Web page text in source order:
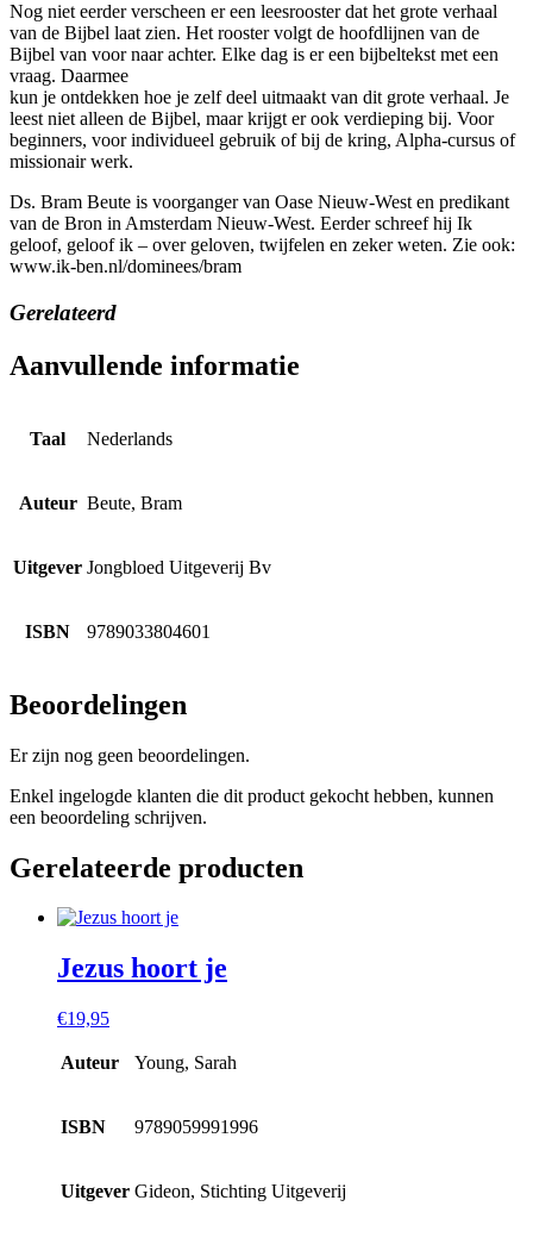
Nog niet eerder verscheen er een leesrooster dat het grote verhaal
van de Bijbel laat zien. Het rooster volgt de hoofdlijnen van de
Bijbel van voor naar achter. Elke dag is er een bijbeltekst met een
vraag. Daarmee
kun je ontdekken hoe je zelf deel uitmaakt van dit grote verhaal. Je
leest niet alleen de Bijbel, maar krijgt er ook verdieping bij. Voor
beginners, voor individueel gebruik of bij de kring, Alpha-cursus of
missionair werk.
Ds. Bram Beute is voorganger van Oase Nieuw-West en predikant
van de Bron in Amsterdam Nieuw-West. Eerder schreef hij Ik
geloof, geloof ik – over geloven, twijfelen en zeker weten. Zie ook:
www.ik-ben.nl/dominees/bram
Gerelateerd
Aanvullende informatie
Taal Nederlands
Auteur Beute, Bram
Uitgever Jongbloed Uitgeverij Bv
ISBN 9789033804601
Beoordelingen
Er zijn nog geen beoordelingen.
Enkel ingelogde klanten die dit product gekocht hebben, kunnen
een beoordeling schrijven.
Gerelateerde producten
Jezus hoort je
€19,95
Auteur Young, Sarah
ISBN 9789059991996
Uitgever Gideon, Stichting Uitgeverij